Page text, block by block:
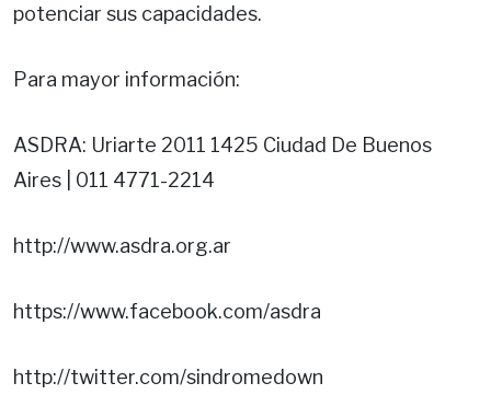
potenciar sus capacidades.
Para mayor información:
ASDRA: Uriarte 2011 1425 Ciudad De Buenos
Aires | 011 4771-2214
http://www.asdra.org.ar
https://www.facebook.com/asdra
http://twitter.com/sindromedown